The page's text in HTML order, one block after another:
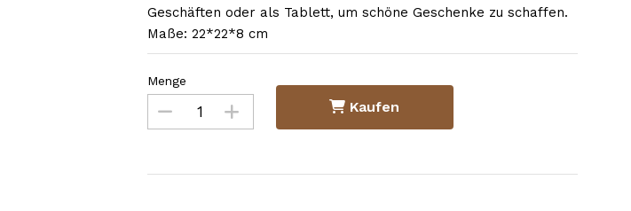
Geschäften oder als Tablett, um schöne Geschenke zu schaffen.
Maße: 22*22*8 cm
Menge
Kaufen